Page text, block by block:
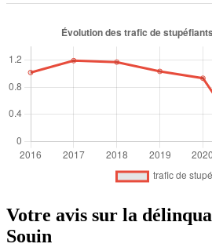
Votre avis sur la
Souin